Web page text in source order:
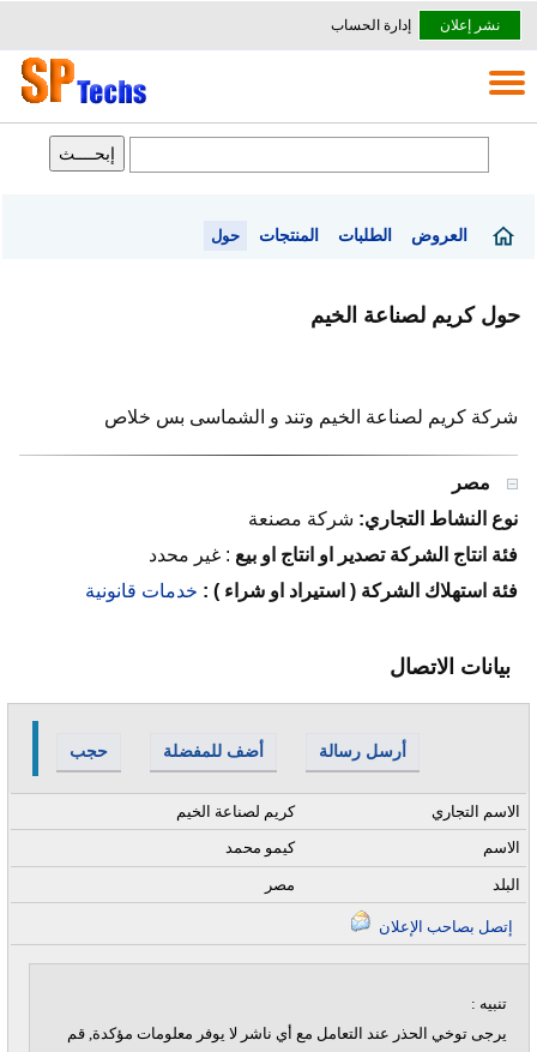
نشر إعلان إدارة الحساب
العروض الطلبات المنتجات حول
حول كريم لصناعة الخيم
شركة كريم لصناعة الخيم وتند و الشماسى بس خلاص
مصر
نوع النشاط التجاري: شركة مصنعة
فئة انتاج الشركة تصدير او انتاج او بيع : غير محدد
فئة استهلاك الشركة ( استيراد او شراء ) : خدمات قانونية
بيانات الاتصال
حجب أضف للمفضلة أرسل رسالة
كريم لصناعة الخيم
الاسم التجاري
كيمو محمد
الاسم
مصر البلد
تنبيه :
يرجى توخي الحذر عند التعامل مع أي ناشر لا يوفر معلومات مؤكدة, قم